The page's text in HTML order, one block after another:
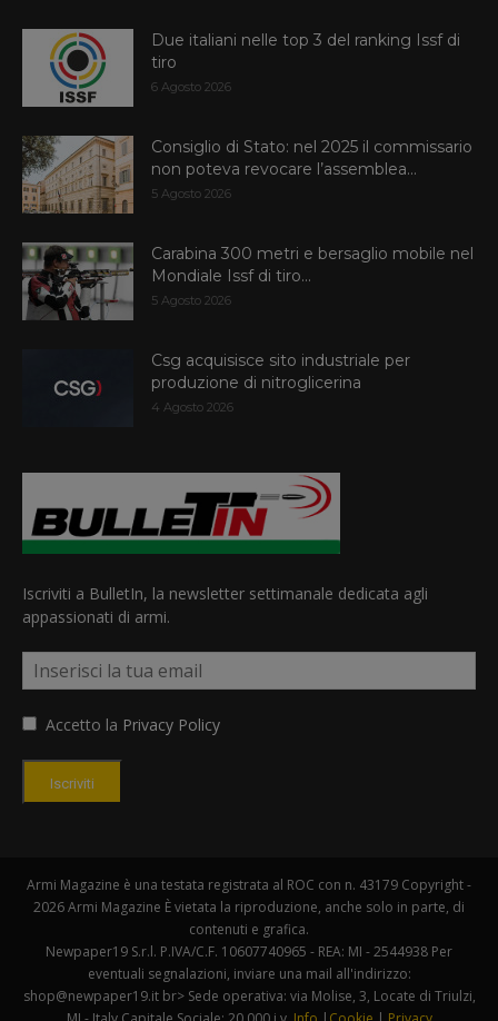
Due italiani nelle top 3 del ranking Issf di
tiro
6 Agosto 2026
Consiglio di Stato: nel 2025 il commissario
non poteva revocare l’assemblea...
5 Agosto 2026
Carabina 300 metri e bersaglio mobile nel
Mondiale Issf di tiro...
5 Agosto 2026
Csg acquisisce sito industriale per
produzione di nitroglicerina
4 Agosto 2026
Iscriviti a BulletIn, la newsletter settimanale dedicata agli
appassionati di armi.
Accetto la Privacy Policy
Iscriviti
Armi Magazine è una testata registrata al ROC con n. 43179 Copyright -
2026 Armi Magazine È vietata la riproduzione, anche solo in parte, di
contenuti e grafica.
Newpaper19 S.r.l. P.IVA/C.F. 10607740965 - REA: MI - 2544938 Per
eventuali segnalazioni, inviare una mail all'indirizzo:
shop@newpaper19.it br> Sede operativa: via Molise, 3, Locate di Triulzi,